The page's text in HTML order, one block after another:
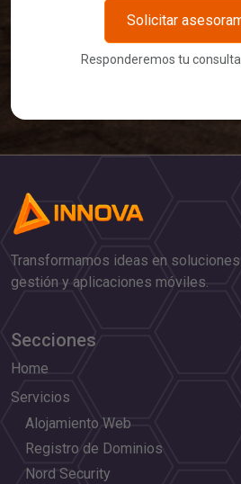
Solicitar
Responderemos tu consulta
Transformamos ideas en
gestión y aplicaciones móviles.
Secciones
Home
Servicios
Alojamiento Web
Registro de Dominios
Nord Security